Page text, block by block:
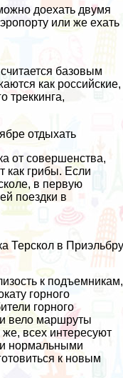
доехать двумя
или же ехать
базовым
как российские,
треккинга,
отдыхать
от совершенства,
как грибы. Если
в первую
поездки в
Терскол в
к подъемникам,
горного
горного
вело маршруты
же, всех интересуют
нормальными
к новым